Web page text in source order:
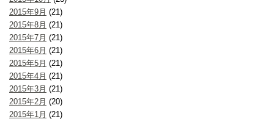
2015年9月 (21)
2015年8月 (21)
2015年7月 (21)
2015年6月 (21)
2015年5月 (21)
2015年4月 (21)
2015年3月 (21)
2015年2月 (20)
2015年1月 (21)